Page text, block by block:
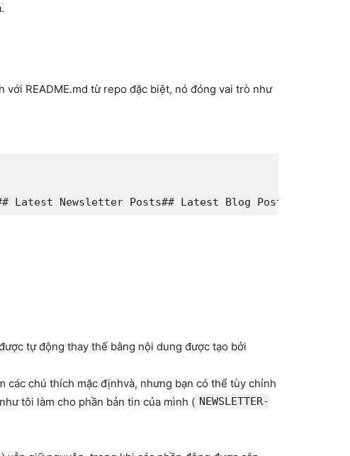
README.md từ repo đặc biệt, nó đóng vai trò như
Latest Newsletter Posts## Latest Blog Posts and Talks
tự động thay thế bằng nội dung được tạo bởi
các chú thích mặc địnhvà, nhưng bạn có thể tùy chỉnh
như tôi làm cho phần bản tin của mình ( NEWSLETTER-